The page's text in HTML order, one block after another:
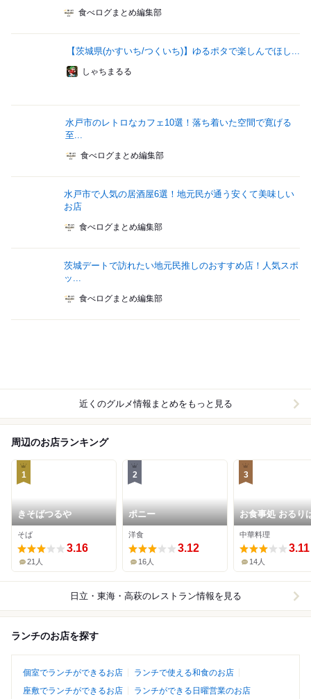
食べログまとめ編集部
【茨城県(かすいち/つくいち)】ゆるポタで楽しんでほし...
しゃちまるる
水戸市のレトロなカフェ10選！落ち着いた空間で寛げる
至...
食べログまとめ編集部
水戸市で人気の居酒屋6選！地元民が通う安くて美味しい
お店
食べログまとめ編集部
茨城デートで訪れたい地元民推しのおすすめ店！人気スポ
ッ...
食べログまとめ編集部
近くのグルメ情報まとめをもっと見る
周辺のお店ランキング
1
きそばつるや
そば
3.16
21人
2
ポニー
洋食
3.12
16人
3
お食事処 おるり
中華料理
3.11
14人
日立・東海・高萩のレストラン情報を見る
ランチのお店を探す
個室でランチができるお店
ランチで使える和食のお店
座敷でランチができるお店
ランチができる日曜営業のお店